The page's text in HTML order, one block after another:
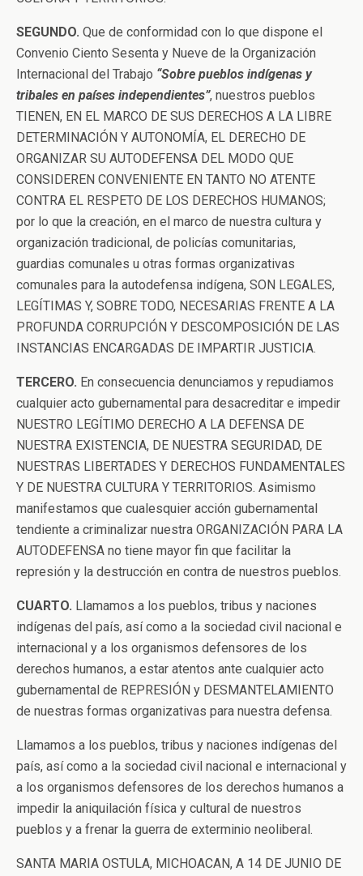
SEGUNDO. Que de conformidad con lo que dispone el
Convenio Ciento Sesenta y Nueve de la Organización
Internacional del Trabajo “Sobre pueblos indígenas y
tribales en países independientes”, nuestros pueblos
TIENEN, EN EL MARCO DE SUS DERECHOS A LA LIBRE
DETERMINACIÓN Y AUTONOMÍA, EL DERECHO DE
ORGANIZAR SU AUTODEFENSA DEL MODO QUE
CONSIDEREN CONVENIENTE EN TANTO NO ATENTE
CONTRA EL RESPETO DE LOS DERECHOS HUMANOS;
por lo que la creación, en el marco de nuestra cultura y
organización tradicional, de policías comunitarias,
guardias comunales u otras formas organizativas
comunales para la autodefensa indígena, SON LEGALES,
LEGÍTIMAS Y, SOBRE TODO, NECESARIAS FRENTE A LA
PROFUNDA CORRUPCIÓN Y DESCOMPOSICIÓN DE LAS
INSTANCIAS ENCARGADAS DE IMPARTIR JUSTICIA.
TERCERO. En consecuencia denunciamos y repudiamos
cualquier acto gubernamental para desacreditar e impedir
NUESTRO LEGÍTIMO DERECHO A LA DEFENSA DE
NUESTRA EXISTENCIA, DE NUESTRA SEGURIDAD, DE
NUESTRAS LIBERTADES Y DERECHOS FUNDAMENTALES
Y DE NUESTRA CULTURA Y TERRITORIOS. Asimismo
manifestamos que cualesquier acción gubernamental
tendiente a criminalizar nuestra ORGANIZACIÓN PARA LA
AUTODEFENSA no tiene mayor fin que facilitar la
represión y la destrucción en contra de nuestros pueblos.
CUARTO. Llamamos a los pueblos, tribus y naciones
indígenas del país, así como a la sociedad civil nacional e
internacional y a los organismos defensores de los
derechos humanos, a estar atentos ante cualquier acto
gubernamental de REPRESIÓN y DESMANTELAMIENTO
de nuestras formas organizativas para nuestra defensa.
Llamamos a los pueblos, tribus y naciones indígenas del
país, así como a la sociedad civil nacional e internacional y
a los organismos defensores de los derechos humanos a
impedir la aniquilación física y cultural de nuestros
pueblos y a frenar la guerra de exterminio neoliberal.
SANTA MARIA OSTULA, MICHOACAN, A 14 DE JUNIO DE